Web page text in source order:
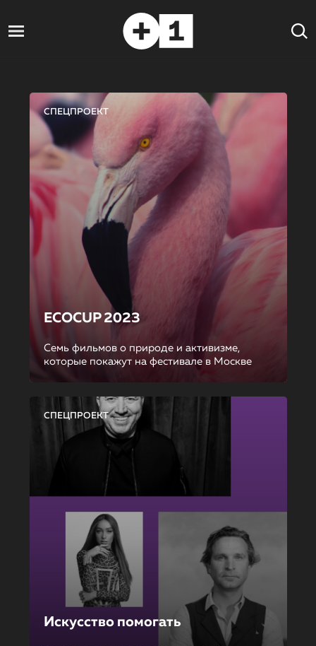
СПЕЦПРОЕКТ
ECOCUP 2023
Семь фильмов о природе и активизме,
которые покажут на фестивале в Москве
СПЕЦПРОЕКТ
Искусство помогать